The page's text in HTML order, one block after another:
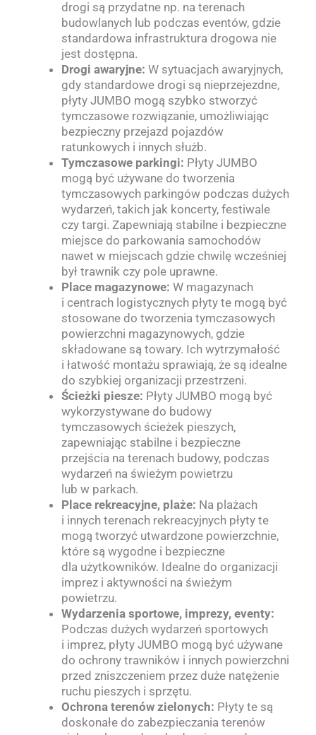
drogi są przydatne np. na terenach
budowlanych lub podczas eventów, gdzie
standardowa infrastruktura drogowa nie
jest dostępna.
Drogi awaryjne: W sytuacjach awaryjnych,
gdy standardowe drogi są nieprzejezdne,
płyty JUMBO mogą szybko stworzyć
tymczasowe rozwiązanie, umożliwiając
bezpieczny przejazd pojazdów
ratunkowych i innych służb.
Tymczasowe parkingi: Płyty JUMBO
mogą być używane do tworzenia
tymczasowych parkingów podczas dużych
wydarzeń, takich jak koncerty, festiwale
czy targi. Zapewniają stabilne i bezpieczne
miejsce do parkowania samochodów
nawet w miejscach gdzie chwilę wcześniej
był trawnik czy pole uprawne.
Place magazynowe: W magazynach
i centrach logistycznych płyty te mogą być
stosowane do tworzenia tymczasowych
powierzchni magazynowych, gdzie
składowane są towary. Ich wytrzymałość
i łatwość montażu sprawiają, że są idealne
do szybkiej organizacji przestrzeni.
Ścieżki piesze: Płyty JUMBO mogą być
wykorzystywane do budowy
tymczasowych ścieżek pieszych,
zapewniając stabilne i bezpieczne
przejścia na terenach budowy, podczas
wydarzeń na świeżym powietrzu
lub w parkach.
Place rekreacyjne, plaże: Na plażach
i innych terenach rekreacyjnych płyty te
mogą tworzyć utwardzone powierzchnie,
które są wygodne i bezpieczne
dla użytkowników. Idealne do organizacji
imprez i aktywności na świeżym
powietrzu.
Wydarzenia sportowe, imprezy, eventy:
Podczas dużych wydarzeń sportowych
i imprez, płyty JUMBO mogą być używane
do ochrony trawników i innych powierzchni
przed zniszczeniem przez duże natężenie
ruchu pieszych i sprzętu.
Ochrona terenów zielonych: Płyty te są
doskonałe do zabezpieczania terenów